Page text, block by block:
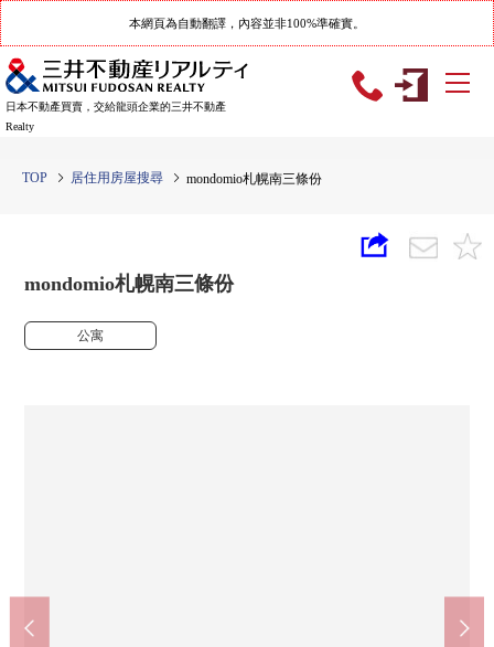
本網頁為自動翻譯，內容並非100%準確實。
日本不動產買賣，交給龍頭企業的三井不動產
Realty
TOP 居住用房屋搜尋 mondomio札幌南三條份
mondomio札幌南三條份
公寓